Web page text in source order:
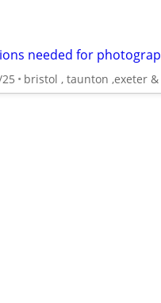
bristol , taunton ,exeter